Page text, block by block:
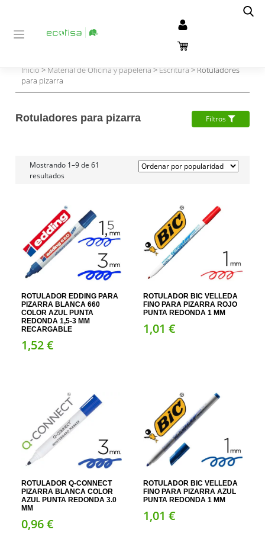
Inicio>Material de Oficina y papelería>Escritura> Rotuladores
para pizarra
Rotuladores para pizarra Filtros
Mostrando 1–9 de 61
resultados
ROTULADOR EDDING PARA
PIZARRA BLANCA 660
COLOR AZUL PUNTA
REDONDA 1,5-3 MM
RECARGABLE
1,52€
ROTULADOR BIC VELLEDA
FINO PARA PIZARRA ROJO
PUNTA REDONDA 1 MM
1,01 €
ROTULADOR Q-CONNECT
PIZARRA BLANCA COLOR
AZUL PUNTA REDONDA 3.0
MM
0,96€
ROTULADOR BIC VELLEDA
FINO PARA PIZARRA AZUL
PUNTA REDONDA 1 MM
1,01 €